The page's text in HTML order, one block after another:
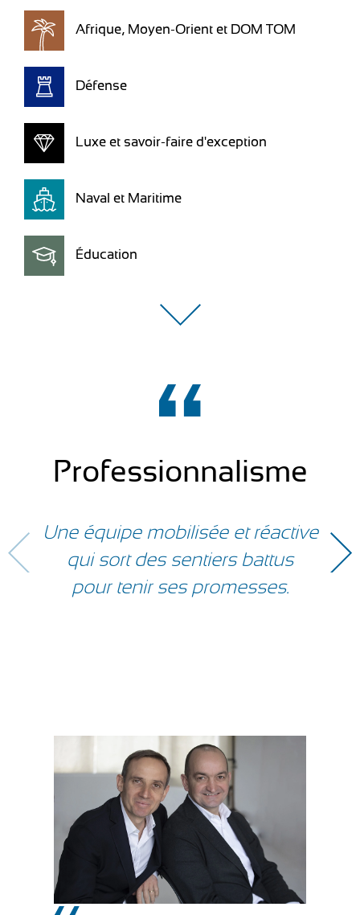
Afrique, Moyen-Orient et DOM TOM
Défense
Luxe et savoir-faire d'exception
Naval et Maritime
Éducation
Professionnalisme
Une équipe mobilisée et réactive
qui sort des sentiers battus
pour tenir ses promesses.